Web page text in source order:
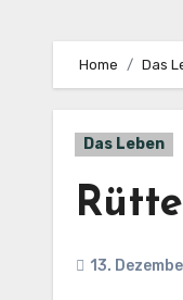
Home Das
Das Leben
13.